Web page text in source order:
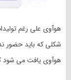
هوآوی علی رغم
شکلی که باید حضور
هوآوی یافت می شود